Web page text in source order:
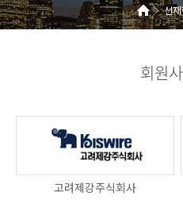
선
회원
고려제강주식회사